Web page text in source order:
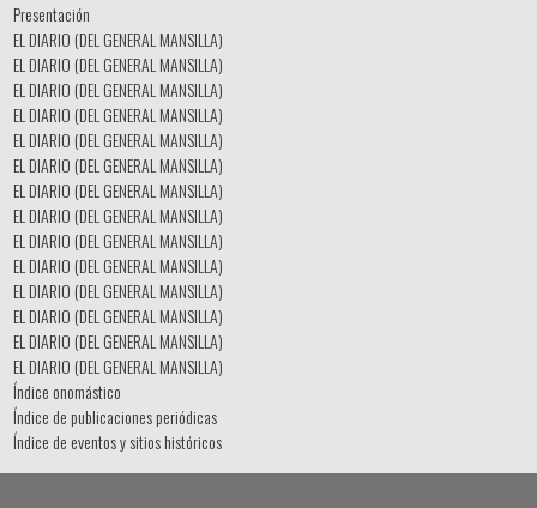
Presentación
EL DIARIO (DEL GENERAL MANSILLA)
EL DIARIO (DEL GENERAL MANSILLA)
EL DIARIO (DEL GENERAL MANSILLA)
EL DIARIO (DEL GENERAL MANSILLA)
EL DIARIO (DEL GENERAL MANSILLA)
EL DIARIO (DEL GENERAL MANSILLA)
EL DIARIO (DEL GENERAL MANSILLA)
EL DIARIO (DEL GENERAL MANSILLA)
EL DIARIO (DEL GENERAL MANSILLA)
EL DIARIO (DEL GENERAL MANSILLA)
EL DIARIO (DEL GENERAL MANSILLA)
EL DIARIO (DEL GENERAL MANSILLA)
EL DIARIO (DEL GENERAL MANSILLA)
EL DIARIO (DEL GENERAL MANSILLA)
Índice onomástico
Índice de publicaciones periódicas
Índice de eventos y sitios históricos